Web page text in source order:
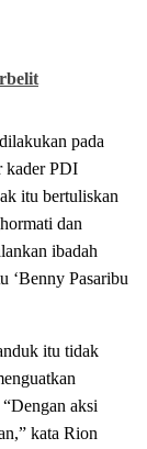
pada
kader PDI
itu bertuliskan
dan
ibadah
‘Benny Pasaribu
itu tidak
aksi
kata Rion